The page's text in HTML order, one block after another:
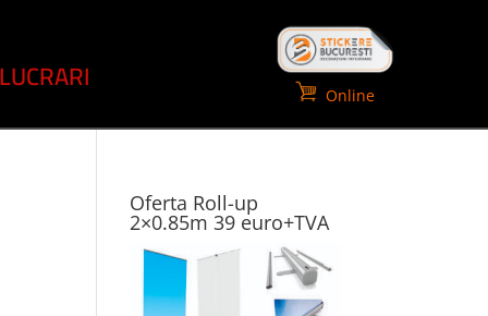
LUCRARI Online
Oferta Roll-up
2×0.85m 39 euro+TVA